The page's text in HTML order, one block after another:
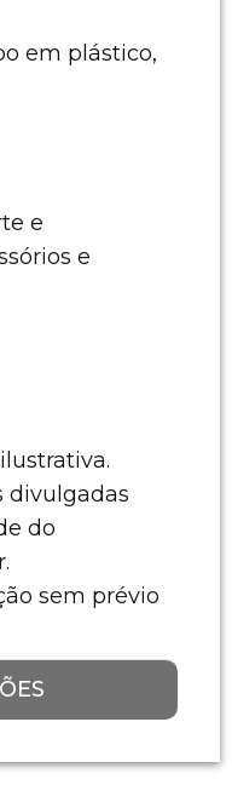
em plástico,
e
e
divulgadas
do
sem prévio